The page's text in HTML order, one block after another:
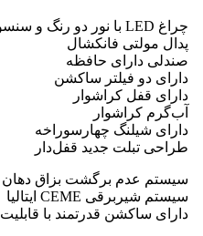
چراغ LED با نور دو رنگ و سنسور
پدال مولتی فانکشال
صندلی دارای حافظه
دارای دو فیلتر ساکشن
دارای قفل کراشوار
آب‌گرم کراشوار
دارای شیلنگ چهارسوراخه
طراحی تبلت جدید قفل‌‌دار
سیستم عدم برگشت بزاق دهان
سیستم شیربرقی CEME ایتالیا
دارای ساکشن قدرتمند با قابلیت Bacwash